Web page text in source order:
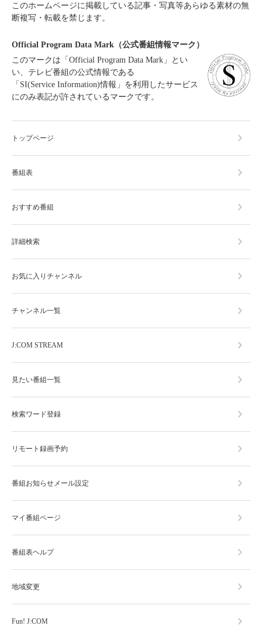
このホームページに掲載している記事・写真等あらゆる素材の無
断複写・転載を禁じます。
Official Program Data Mark（公式番組情報マーク）
このマークは「Official Program Data Mark」とい
い、テレビ番組の公式情報である
「SI(Service Information)情報」を利用したサービス
にのみ表記が許されているマークです。
トップページ
番組表
おすすめ番組
詳細検索
お気に入りチャンネル
チャンネル一覧
J:COM STREAM
見たい番組一覧
検索ワード登録
リモート録画予約
番組お知らせメール設定
マイ番組ページ
番組表ヘルプ
地域変更
Fun! J:COM